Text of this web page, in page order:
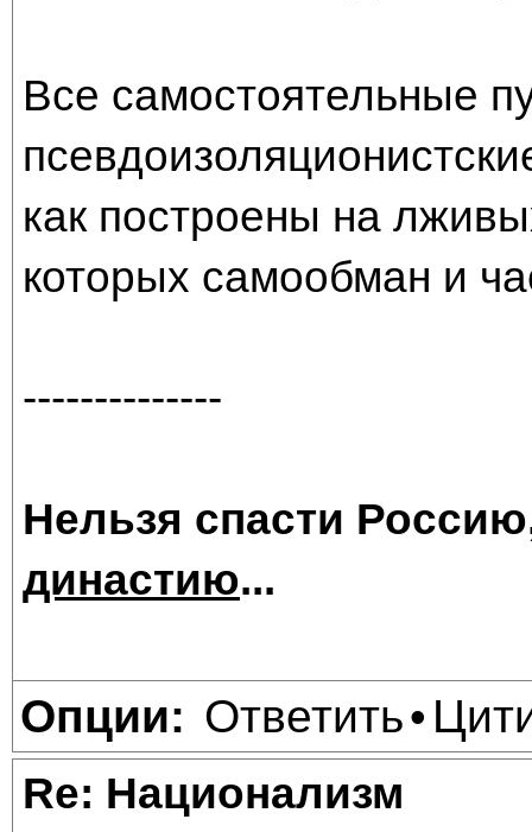
Все самостоятельные
как построены на
которых самообман и
--------------
Нельзя спасти
династию...
Опции: Ответить•
Re: Национализм